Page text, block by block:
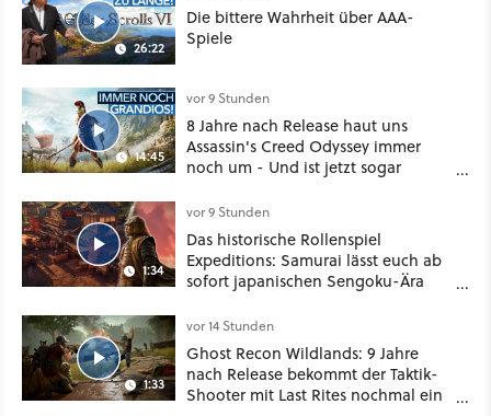
26:22
Die bittere Wahrheit über AAA-
Spiele
14:45
vor 9 Stunden
8 Jahre nach Release haut uns
Assassin's Creed Odyssey immer
noch um - Und ist jetzt sogar
1:34
vor 9 Stunden
Das historische Rollenspiel
Expeditions: Samurai lässt euch ab
sofort japanischen Sengoku-Ära
oder Diplomatie
1:33
vor 14 Stunden
Ghost Recon Wildlands: 9 Jahre
nach Release bekommt der Taktik-
Shooter mit Last Rites nochmal ein